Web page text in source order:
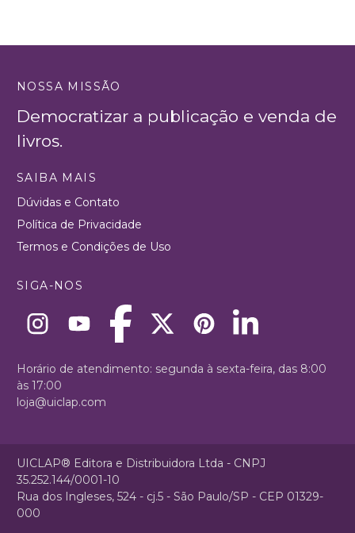
NOSSA MISSÃO
Democratizar a publicação e venda de
livros.
SAIBA MAIS
Dúvidas e Contato
Política de Privacidade
Termos e Condições de Uso
SIGA-NOS
Horário de atendimento: segunda à sexta-feira, das 8:00
às 17:00
loja@uiclap.com
UICLAP® Editora e Distribuidora Ltda - CNPJ
35.252.144/0001-10
Rua dos Ingleses, 524 - cj.5 - São Paulo/SP - CEP 01329-
000